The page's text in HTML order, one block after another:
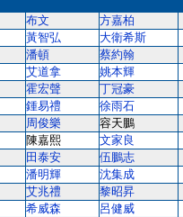
布文 方嘉柏
黃智弘 大衛希斯
潘頓 蔡約翰
艾道拿 姚本輝
霍宏聲 丁冠豪
鍾易禮 徐雨石
周俊樂 容天鵬
陳嘉熙 文家良
田泰安 伍鵬志
潘明輝 沈集成
艾兆禮 黎昭昇
希威森 呂健威